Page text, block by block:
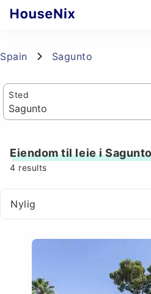
Spain Sagunto
Sted
Eiendom til leie i
4 results
Nylig